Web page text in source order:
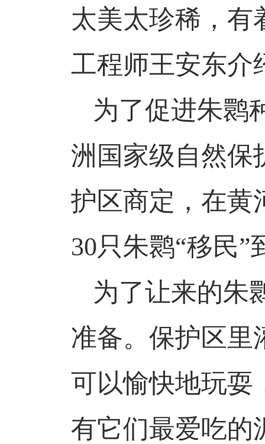
太美太珍稀，有
工程师王安东介
为了促进朱鹮
洲国家级自然保
护区商定，在黄
30只朱鹮“移民”
为了让来的朱
准备。保护区里
可以愉快地玩耍
有它们最爱吃的